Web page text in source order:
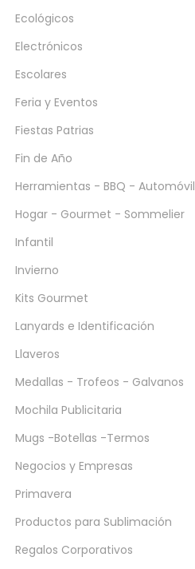
Ecológicos
Electrónicos
Escolares
Feria y Eventos
Fiestas Patrias
Fin de Año
Herramientas - BBQ - Automóvil
Hogar - Gourmet - Sommelier
Infantil
Invierno
Kits Gourmet
Lanyards e Identificación
Llaveros
Medallas - Trofeos - Galvanos
Mochila Publicitaria
Mugs -Botellas -Termos
Negocios y Empresas
Primavera
Productos para Sublimación
Regalos Corporativos